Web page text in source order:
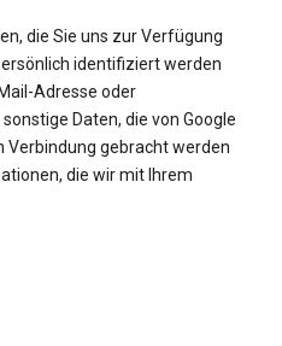
die Sie uns zur Verfügung
identifiziert werden
Adresse oder
Daten, die von Google
gebracht werden
die wir mit Ihrem